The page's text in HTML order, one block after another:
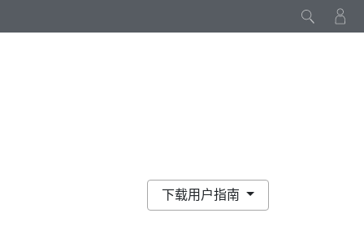
下载用户指南